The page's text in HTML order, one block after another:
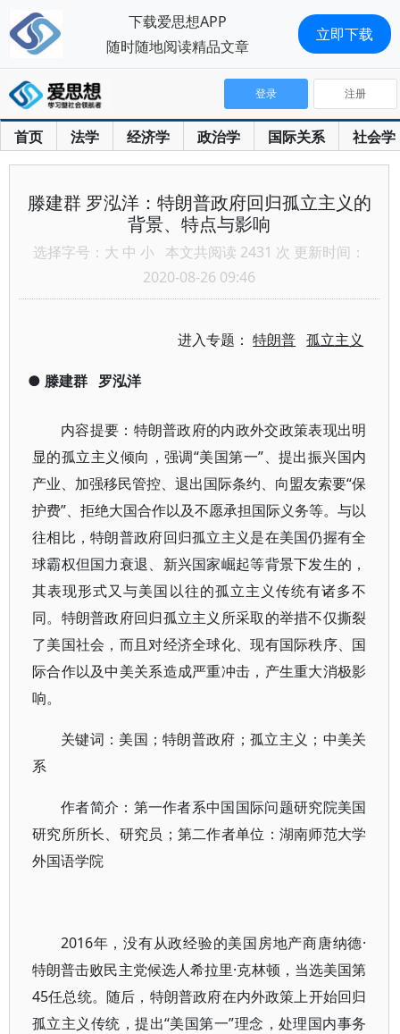
首页 法学 经济学 政治学 国际关系 社会学
登录 注册
滕建群 罗泓洋：特朗普政府回归孤立主义的
背景、特点与影响
选择字号： 大 中 小 本文共阅读 2431 次 更新时间：
2020-08-26 09:46
进入专题：特朗普 孤立主义
● 滕建群 罗泓洋
内容提要：特朗普政府的内政外交政策表现出明
显的孤立主义倾向，强调“美国第一”、提出振兴国内
产业、加强移民管控、退出国际条约、向盟友索要“保
护费”、拒绝大国合作以及不愿承担国际义务等。与以
往相比，特朗普政府回归孤立主义是在美国仍握有全
球霸权但国力衰退、新兴国家崛起等背景下发生的，
其表现形式又与美国以往的孤立主义传统有诸多不
同。特朗普政府回归孤立主义所采取的举措不仅撕裂
了美国社会，而且对经济全球化、现有国际秩序、国
际合作以及中美关系造成严重冲击，产生重大消极影
响。
关键词：美国；特朗普政府；孤立主义；中美关
系
作者简介：第一作者系中国国际问题研究院美国
研究所所长、研究员；第二作者单位：湖南师范大学
外国语学院
2016年，没有从政经验的美国房地产商唐纳德·
特朗普击败民主党候选人希拉里·克林顿，当选美国第
45任总统。随后，特朗普政府在内外政策上开始回归
孤立主义传统，提出“美国第一”理念，处理国内事务
下载爱思想APP
随时随地阅读精品文章
立即下载